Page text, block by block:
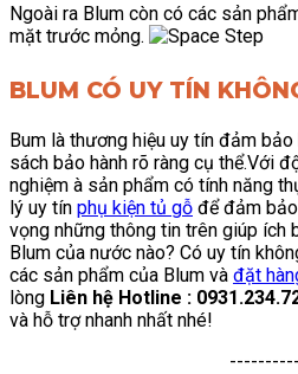
Ngoài ra Blum còn có các sản
mặt trước mỏng.
BLUM CÓ UY TÍN
Bum là thương hiệu uy tín đảm bảo
sách bảo hành rõ ràng cụ thể.Với
nghiệm à sản phẩm có tính năng
lý uy tín phụ kiện tủ gỗ để đảm
vọng những thông tin trên giúp ích
Blum của nước nào? Có uy tín
các sản phẩm của Blum và đặt
lòng Liên hệ Hotline :
và hỗ trợ nhanh nhất nhé!
----------